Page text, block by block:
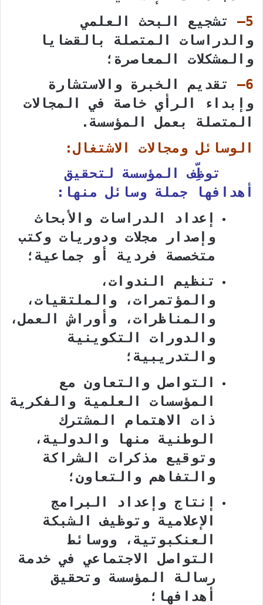
5
–
تشجيع البحث العلمي
والدراسات المتصلة بالقضايا
والمشكلات المعاصرة؛
6
–
تقديم الخبرة والاستشارة
وإبداء الرأي خاصة في المجالات
المتصلة بعمل المؤسسة.
الوسائل ومجالات الاشتغال:
توظِّف المؤسسة لتحقيق
أهدافها جملة وسائل منها:
إعداد الدراسات والأبحاث
وإصدار مجلات ودوريات وكتب
متخصصة فردية أو جماعية؛
تنظيم الندوات،
والمؤتمرات، والملتقيات،
والمناظرات، وأوراش العمل،
والدورات التكوينية
والتدريبية؛
التواصل والتعاون مع
المؤسسات العلمية والفكرية
ذات الاهتمام المشترك
الوطنية منها والدولية،
وتوقيع مذكرات الشراكة
والتفاهم والتعاون؛
إنتاج وإعداد البرامج
الإعلامية وتوظيف الشبكة
العنكبوتية، ووسائط
التواصل الاجتماعي في خدمة
رسالة المؤسسة وتحقيق
أهدافها؛